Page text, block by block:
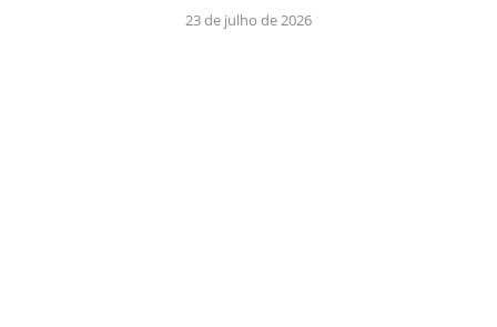
23 de julho de 2026